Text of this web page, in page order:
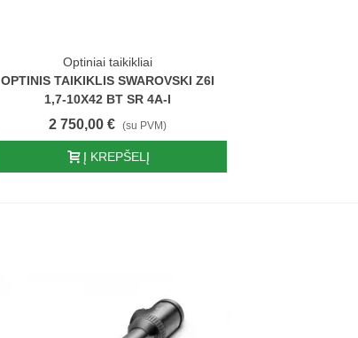
Optiniai taikikliai
OPTINIS TAIKIKLIS SWAROVSKI Z6I
1,7-10X42 BT SR 4A-I
2 750,00 € (su PVM)
Į KREPŠELĮ